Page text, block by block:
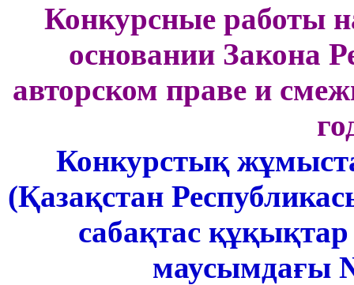
Конкурсные работы
основании Закона
авторском праве и
Конкурстық
(Қазақстан
сабақтас
маусымдағы